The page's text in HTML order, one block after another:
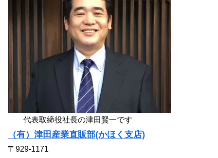
代表取締役社長の津田賢一です
（有）津田産業直販部(かほく支店)
〒929-1171